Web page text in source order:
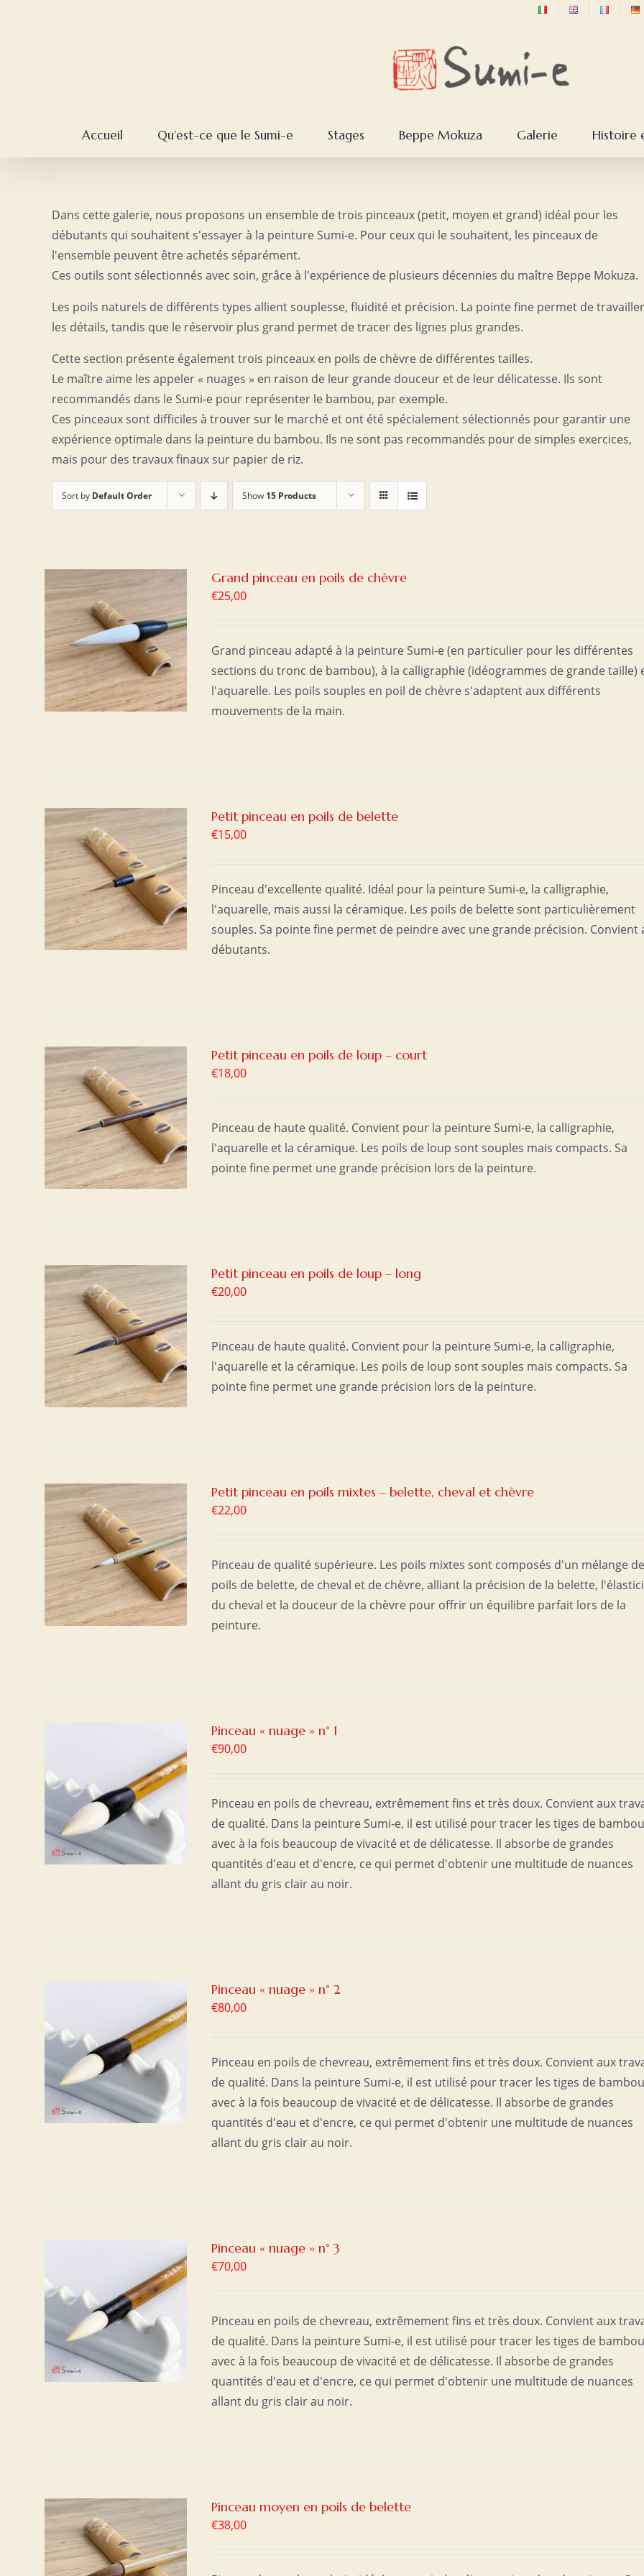
Accueil Qu’est-ce que le Sumi-e Stages Beppe Mokuza Galerie Histoire
Dans cette galerie, nous proposons un ensemble de trois pinceaux (petit, moyen et grand) idéal pour les
débutants qui souhaitent s'essayer à la peinture Sumi-e. Pour ceux qui le souhaitent, les pinceaux de
l'ensemble peuvent être achetés séparément.
Ces outils sont sélectionnés avec soin, grâce à l'expérience de plusieurs décennies du maître Beppe Mokuza.
Les poils naturels de différents types allient souplesse, fluidité et précision. La pointe fine permet de travailler
les détails, tandis que le réservoir plus grand permet de tracer des lignes plus grandes.
Cette section présente également trois pinceaux en poils de chèvre de différentes tailles.
Le maître aime les appeler « nuages » en raison de leur grande douceur et de leur délicatesse. Ils sont
recommandés dans le Sumi-e pour représenter le bambou, par exemple.
Ces pinceaux sont difficiles à trouver sur le marché et ont été spécialement sélectionnés pour garantir une
expérience optimale dans la peinture du bambou. Ils ne sont pas recommandés pour de simples exercices,
mais pour des travaux finaux sur papier de riz.
Sort by Default Order Show 15 Products
Grand pinceau en poils de chèvre
€25,00
Grand pinceau adapté à la peinture Sumi-e (en particulier pour les différentes
sections du tronc de bambou), à la calligraphie (idéogrammes de grande taille)
l'aquarelle. Les poils souples en poil de chèvre s'adaptent aux différents
mouvements de la main.
Petit pinceau en poils de belette
€15,00
Pinceau d'excellente qualité. Idéal pour la peinture Sumi-e, la calligraphie,
l'aquarelle, mais aussi la céramique. Les poils de belette sont particulièrement
souples. Sa pointe fine permet de peindre avec une grande précision. Convient
débutants.
Petit pinceau en poils de loup – court
€18,00
Pinceau de haute qualité. Convient pour la peinture Sumi-e, la calligraphie,
l'aquarelle et la céramique. Les poils de loup sont souples mais compacts. Sa
pointe fine permet une grande précision lors de la peinture.
Petit pinceau en poils de loup – long
€20,00
Pinceau de haute qualité. Convient pour la peinture Sumi-e, la calligraphie,
l'aquarelle et la céramique. Les poils de loup sont souples mais compacts. Sa
pointe fine permet une grande précision lors de la peinture.
Petit pinceau en poils mixtes – belette, cheval et chèvre
€22,00
Pinceau de qualité supérieure. Les poils mixtes sont composés d'un mélange de
poils de belette, de cheval et de chèvre, alliant la précision de la belette,
du cheval et la douceur de la chèvre pour offrir un équilibre parfait lors de la
peinture.
Pinceau « nuage » n° 1
€90,00
Pinceau en poils de chevreau, extrêmement fins et très doux. Convient aux
de qualité. Dans la peinture Sumi-e, il est utilisé pour tracer les tiges de bambou
avec à la fois beaucoup de vivacité et de délicatesse. Il absorbe de grandes
quantités d'eau et d'encre, ce qui permet d'obtenir une multitude de nuances
allant du gris clair au noir.
Pinceau « nuage » n° 2
€80,00
Pinceau en poils de chevreau, extrêmement fins et très doux. Convient aux
de qualité. Dans la peinture Sumi-e, il est utilisé pour tracer les tiges de bambou
avec à la fois beaucoup de vivacité et de délicatesse. Il absorbe de grandes
quantités d'eau et d'encre, ce qui permet d'obtenir une multitude de nuances
allant du gris clair au noir.
Pinceau « nuage » n° 3
€70,00
Pinceau en poils de chevreau, extrêmement fins et très doux. Convient aux
de qualité. Dans la peinture Sumi-e, il est utilisé pour tracer les tiges de bambou
avec à la fois beaucoup de vivacité et de délicatesse. Il absorbe de grandes
quantités d'eau et d'encre, ce qui permet d'obtenir une multitude de nuances
allant du gris clair au noir.
Pinceau moyen en poils de belette
€38,00